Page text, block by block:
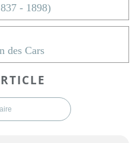
- 1898)
des Cars